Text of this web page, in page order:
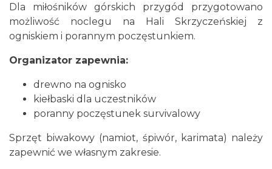
Festiwal Zderzenia Gatunków & Moto
Brenna
6.76 km
Dla miłośników górskich przygód przygotowano
możliwość noclegu na Hali Skrzyczeńskiej z
ogniskiem i porannym poczęstunkiem.
Organizator zapewnia:
drewno na ognisko
kiełbaski dla uczestników
poranny poczęstunek survivalowy
Sprzęt biwakowy (namiot, śpiwór, karimata) należy
zapewnić we własnym zakresie.